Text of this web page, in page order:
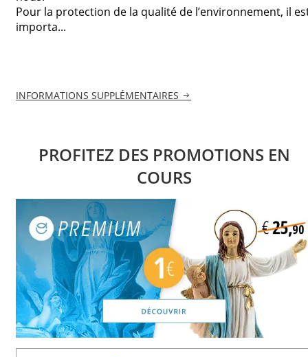
Pour la protection de la qualité de l’environnement, il
importa...
INFORMATIONS SUPPLÉMENTAIRES
PROFITEZ DES PROMOTIONS EN
COURS